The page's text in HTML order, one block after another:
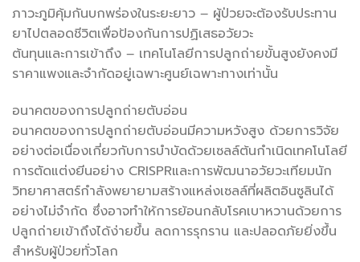
ภาวะภูมิคุ้มกันบกพร่องในระยะยาว – ผู้ป่วยจะต้องรับประทาน
ยาไปตลอดชีวิตเพื่อป้องกันการปฏิเสธอวัยวะ
ต้นทุนและการเข้าถึง – เทคโนโลยีการปลูกถ่ายขั้นสูงยังคงมี
ราคาแพงและจำกัดอยู่เฉพาะศูนย์เฉพาะทางเท่านั้น
อนาคตของการปลูกถ่ายตับอ่อน
อนาคตของการปลูกถ่ายตับอ่อนมีความหวังสูง ด้วยการวิจัย
อย่างต่อเนื่องเกี่ยวกับการบำบัดด้วยเซลล์ต้นกำเนิดเทคโนโลยี
การตัดแต่งยีนอย่าง CRISPRและการพัฒนาอวัยวะเทียมนัก
วิทยาศาสตร์กำลังพยายามสร้างแหล่งเซลล์ที่ผลิตอินซูลินได้
อย่างไม่จำกัด ซึ่งอาจทำให้การย้อนกลับโรคเบาหวานด้วยการ
ปลูกถ่ายเข้าถึงได้ง่ายขึ้น ลดการรุกราน และปลอดภัยยิ่งขึ้น
สำหรับผู้ป่วยทั่วโลก